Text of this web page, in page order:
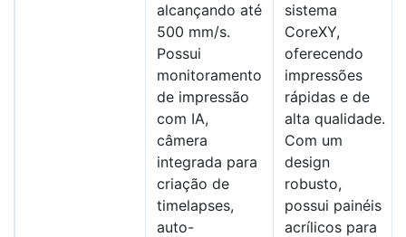
alcançando até
500 mm/s.
Possui
monitoramento
de impressão
com IA,
câmera
integrada para
criação de
timelapses,
auto-
sistema
CoreXY,
oferecendo
impressões
rápidas e de
alta qualidade.
Com um
design
robusto,
possui painéis
acrílicos para